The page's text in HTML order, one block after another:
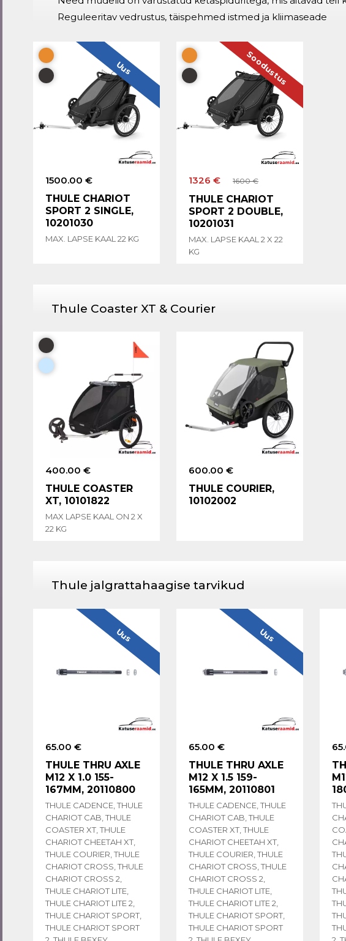
Reguleeritav vedrustus, täispehmed istmed ja kliimaseade
1500.00 €
THULE CHARIOT
SPORT 2 SINGLE,
10201030
MAX. LAPSE KAAL 22 KG
Uus
1326 € 1600 €
THULE CHARIOT
SPORT 2 DOUBLE,
10201031
MAX. LAPSE KAAL 2 X 22
KG
Soodustus
Thule Coaster XT & Courier
400.00 €
THULE COASTER
XT, 10101822
MAX LAPSE KAAL ON 2 X
22 KG
600.00 €
THULE COURIER,
10102002
Thule jalgrattahaagise tarvikud
65.00 €
THULE THRU AXLE
M12 X 1.0 155-
167MM, 20110800
THULE CADENCE, THULE
CHARIOT CAB, THULE
COASTER XT, THULE
CHARIOT CHEETAH XT,
THULE COURIER, THULE
CHARIOT CROSS, THULE
CHARIOT CROSS 2,
THULE CHARIOT LITE,
THULE CHARIOT LITE 2,
THULE CHARIOT SPORT,
THULE CHARIOT SPORT
Uus
65.00 €
THULE THRU AXLE
M12 X 1.5 159-
165MM, 20110801
THULE CADENCE, THULE
CHARIOT CAB, THULE
COASTER XT, THULE
CHARIOT CHEETAH XT,
THULE COURIER, THULE
CHARIOT CROSS, THULE
CHARIOT CROSS 2,
THULE CHARIOT LITE,
THULE CHARIOT LITE 2,
THULE CHARIOT SPORT,
THULE CHARIOT SPORT
Uus